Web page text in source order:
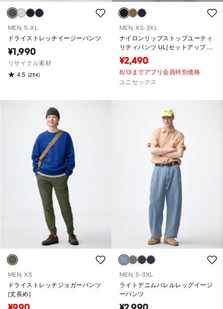
MEN, S-XL
ドライストレッチイージーパンツ
¥1,990
リサイクル素材
4.5 (254)
MEN, XS-3XL
ナイロンリップストップユーティ
リティパンツ UL(セットアップ可
能)
¥2,490
8/13までアプリ会員特別価格
ユニセックス
MEN, XS
ドライストレッチジョガーパンツ
(丈長め)
MEN, S-3XL
ライトデニムバレルレッグイージ
ーパンツ